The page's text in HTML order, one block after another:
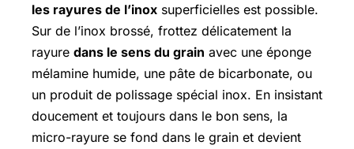
les rayures de l’inox superficielles est possible.
Sur de l’inox brossé, frottez délicatement la
rayure dans le sens du grain avec une éponge
mélamine humide, une pâte de bicarbonate, ou
un produit de polissage spécial inox. En insistant
doucement et toujours dans le bon sens, la
micro-rayure se fond dans le grain et devient